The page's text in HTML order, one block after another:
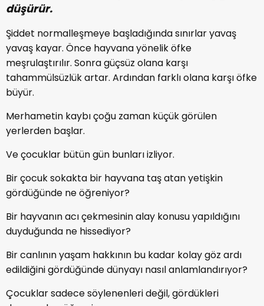
düşürür.
Şiddet normalleşmeye başladığında sınırlar yavaş
yavaş kayar. Önce hayvana yönelik öfke
meşrulaştırılır. Sonra güçsüz olana karşı
tahammülsüzlük artar. Ardından farklı olana karşı öfke
büyür.
Merhametin kaybı çoğu zaman küçük görülen
yerlerden başlar.
Ve çocuklar bütün gün bunları izliyor.
Bir çocuk sokakta bir hayvana taş atan yetişkin
gördüğünde ne öğreniyor?
Bir hayvanın acı çekmesinin alay konusu yapıldığını
duyduğunda ne hissediyor?
Bir canlının yaşam hakkının bu kadar kolay göz ardı
edildiğini gördüğünde dünyayı nasıl anlamlandırıyor?
Çocuklar sadece söylenenleri değil, gördükleri